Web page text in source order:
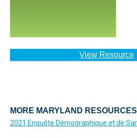
View Resource
MORE MARYLAND RESOURCES
2021 Enquête Démographique et de